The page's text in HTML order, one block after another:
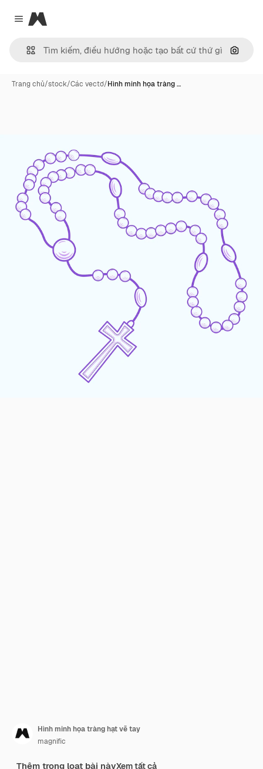
Close menu
Magnific
Tìm
Trang chủ/stock/Các vectơ/Hình minh họa tràng …
Hình minh họa tràng hạt vẽ tay
magnific
Thêm trong loạt bài nàyXem tất cả